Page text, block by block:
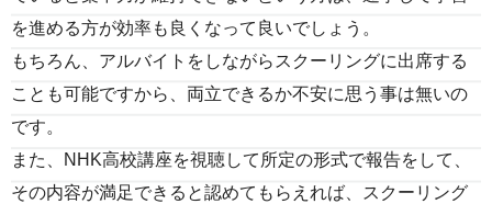
を進める方が効率も良くなって良いでしょう。
もちろん、アルバイトをしながらスクーリングに出席する
ことも可能ですから、両立できるか不安に思う事は無いの
です。
また、NHK高校講座を視聴して所定の形式で報告をして、
その内容が満足できると認めてもらえれば、スクーリング